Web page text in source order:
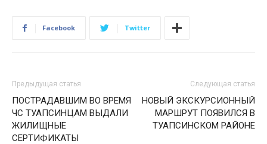
Facebook Twitter
Предыдущая статья
ПОСТРАДАВШИМ ВО ВРЕМЯ
ЧС ТУАПСИНЦАМ ВЫДАЛИ
ЖИЛИЩНЫЕ
СЕРТИФИКАТЫ
Следующая статья
НОВЫЙ ЭКСКУРСИОННЫЙ
МАРШРУТ ПОЯВИЛСЯ В
ТУАПСИНСКОМ РАЙОНЕ